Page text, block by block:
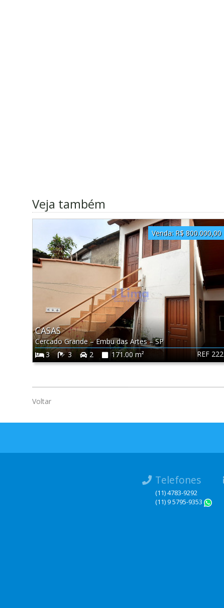
Veja também
REF 222
CASAS
Cercado Grande–Embu das Artes–SP
3
3 2 171.00 m²
Venda: R$ 800.000,00
Voltar
Telefones
(11) 4783-9292
(11) 9 5795-9353